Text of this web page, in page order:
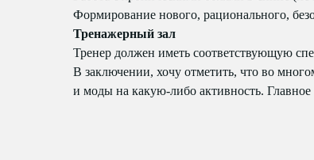
Формирование нового, рационального,
Тренажерный зал
Тренер должен иметь соответствующую
В заключении, хочу отметить, что во
и моды на какую-либо активность. Главное